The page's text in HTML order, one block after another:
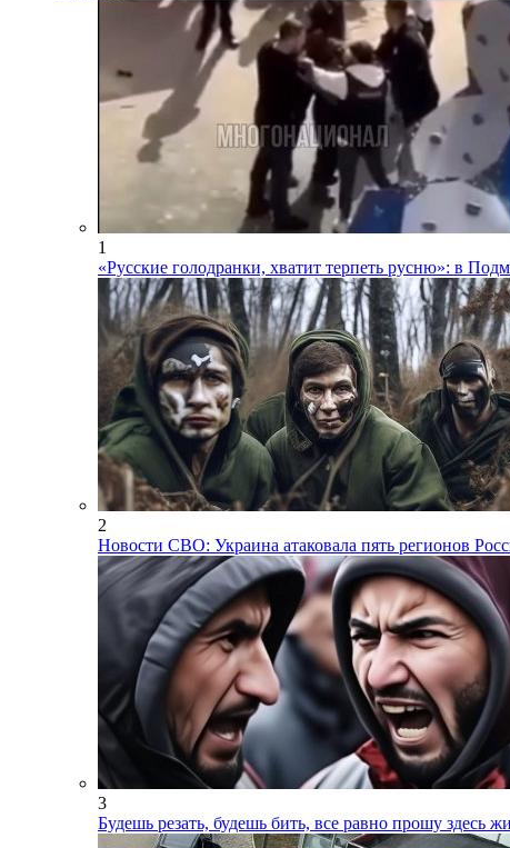
1
«Русские голодранки, хватит терпеть русню»: в
2
Новости СВО: Украина атаковала пять регионов
3
Будешь резать, будешь бить, все равно прошу здесь